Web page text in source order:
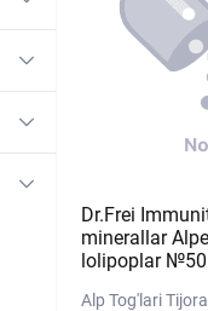
Dr.Frei
minerallar
lolipoplar №50
Alp Tog'lari